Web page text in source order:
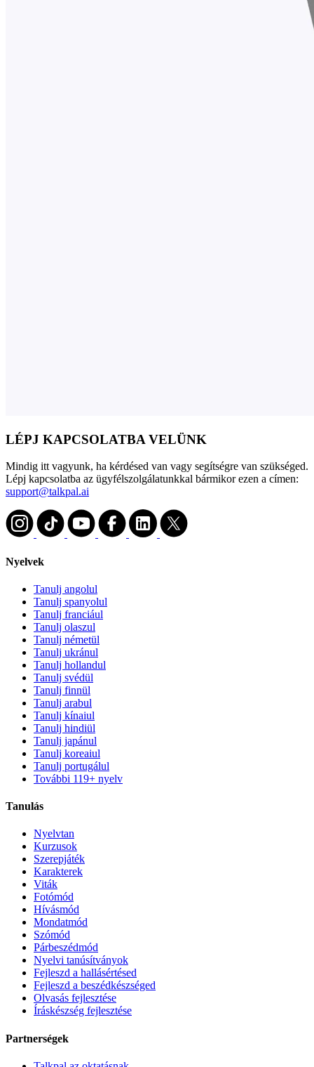
LÉPJ KAPCSOLATBA VELÜNK
Mindig itt vagyunk, ha kérdésed van vagy segítségre van szükséged.
Lépj kapcsolatba az ügyfélszolgálatunkkal bármikor ezen a címen:
support@talkpal.ai
Nyelvek
Tanulj angolul
Tanulj spanyolul
Tanulj franciául
Tanulj olaszul
Tanulj németül
Tanulj ukránul
Tanulj hollandul
Tanulj svédül
Tanulj finnül
Tanulj arabul
Tanulj kínaiul
Tanulj hindiül
Tanulj japánul
Tanulj koreaiul
Tanulj portugálul
További 119+ nyelv
Tanulás
Nyelvtan
Kurzusok
Szerepjáték
Karakterek
Viták
Fotómód
Hívásmód
Mondatmód
Szómód
Párbeszédmód
Nyelvi tanúsítványok
Fejleszd a hallásértésed
Fejleszd a beszédkészséged
Olvasás fejlesztése
Íráskészség fejlesztése
Partnerségek